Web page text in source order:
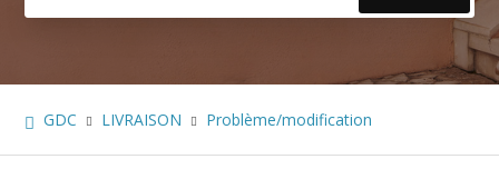
GDC LIVRAISON Problème/modification